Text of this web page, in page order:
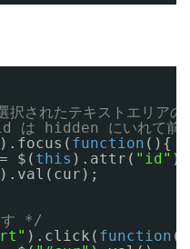
されたテキストエリア
は hidden にいれて前
).focus( function (){
$( this ).attr( "id" );
).val(cur);
*/
).click( function